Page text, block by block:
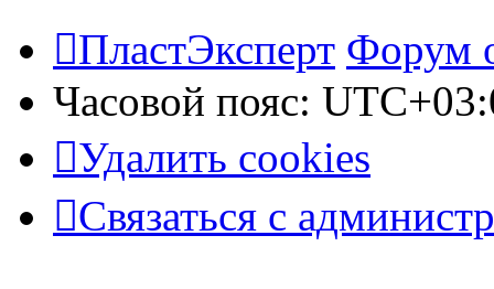
ПластЭксперт Форум
Часовой пояс:
Удалить cookies
Связаться с